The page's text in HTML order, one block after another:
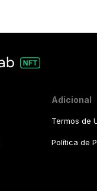
Adicional
Termos de
Política de